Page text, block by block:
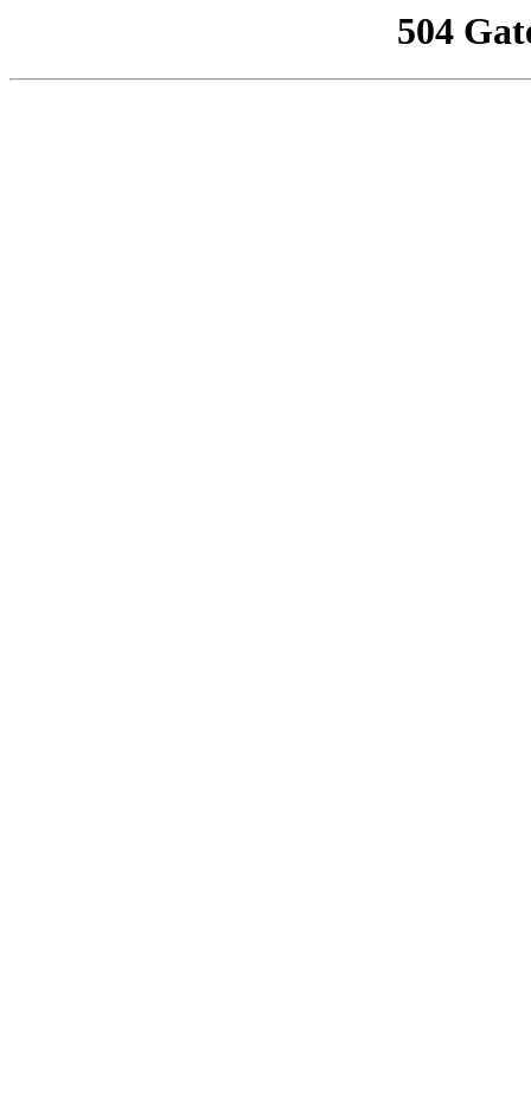
504